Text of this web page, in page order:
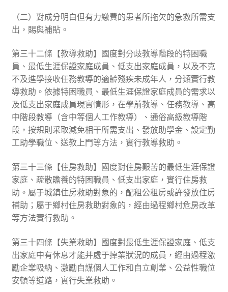
（二）對成分明白但有力繳費的患者所拖欠的急救所需支
出，賜與補貼。
第三十二條【教導救助】國度對分歧教導階段的特困職
員、最低生涯保證家庭成員、低支出家庭成員，以及不克
不及進學接收任務教導的適齡殘疾未成年人，分類實行教
導救助。依據特困職員、最低生涯保證家庭成員的需求以
及低支出家庭成員現實情形，在學前教導、任務教導、高
中階段教導（含中等個人工作教導）、通俗高級教導階
段，按規則采取減免相干所需支出、發放助學金、設定勤
工助學職位、送教上門等方法，實行教導救助。
第三十三條【住房救助】國度對住房艱苦的最低生涯保證
家庭、疏散贍養的特困職員、低支出家庭，實行住房救
助。屬于城鎮住房救助對象的，配租公租房或許發放住房
補助；屬于鄉村住房救助對象的，經由過程鄉村危房改革
等方法實行救助。
第三十四條【失業救助】國度對最低生涯保證家庭、低支
出家庭中有休息才能并處于掉業狀況的成員，經由過程激
勵企業吸納、激勵自謀個人工作和自立創業、公益性職位
安頓等道路，實行失業救助。